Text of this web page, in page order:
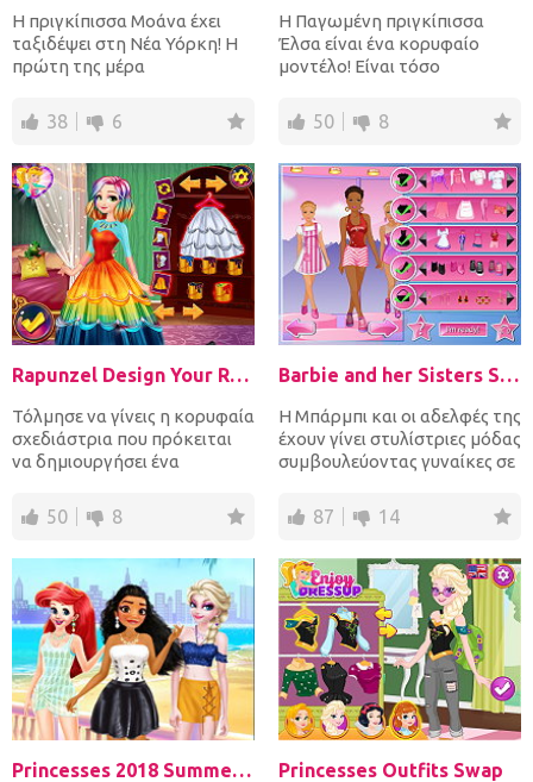
Η πριγκίπισσα Μοάνα έχει
ταξιδέψει στη Νέα Υόρκη! Η
πρώτη της μέρα
Ξεκίνησε με...
38 6
Η Παγωμένη πριγκίπισσα
Έλσα είναι ένα κορυφαίο
μοντέλο! Είναι τόσο
ποζάρει...
50 8
Rapunzel Design Your Rainbow Dress
Τόλμησε να γίνεις η κορυφαία
σχεδιάστρια που πρόκειται
να δημιουργήσει ένα
50 8
Barbie and her Sisters Stylist
Η Μπάρμπι και οι αδελφές της
έχουν γίνει στυλίστριες μόδας
συμβουλεύοντας γυναίκες σε
87 14
Princesses 2018 Summer Fashion Princesses Outfits Swap